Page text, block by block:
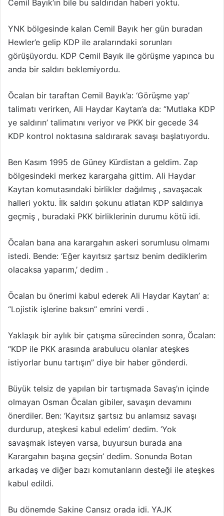
Cemil Bayık’ın bile bu saldırıdan haberi yoktu.
YNK bölgesinde kalan Cemil Bayık her gün buradan
Hewler’e gelip KDP ile aralarındaki sorunları
görüşüyordu. KDP Cemil Bayık ile görüşme yapınca bu
anda bir saldırı beklemiyordu.
Öcalan bir taraftan Cemil Bayık’a: ‘Görüşme yap’
talimatı verirken, Ali Haydar Kaytan’a da: “Mutlaka KDP
ye saldırın’ talimatını veriyor ve PKK bir gecede 34
KDP kontrol noktasına saldırarak savaşı başlatıyordu.
Ben Kasım 1995 de Güney Kürdistan a geldim. Zap
bölgesindeki merkez karargaha gittim. Ali Haydar
Kaytan komutasındaki birlikler dağılmış , savaşacak
halleri yoktu. İlk saldırı şokunu atlatan KDP saldırıya
geçmiş , buradaki PKK birliklerinin durumu kötü idi.
Öcalan bana ana karargahın askeri sorumlusu olmamı
istedi. Bende: ‘Eğer kayıtsız şartsız benim dediklerim
olacaksa yaparım,’ dedim .
Öcalan bu önerimi kabul ederek Ali Haydar Kaytan’ a:
“Lojistik işlerine baksın” emrini verdi .
Yaklaşık bir aylık bir çatışma sürecinden sonra, Öcalan:
“KDP ile PKK arasında arabulucu olanlar ateşkes
istiyorlar bunu tartışın” diye bir haber gönderdi.
Büyük telsiz de yapılan bir tartışmada Savaş’ın içinde
olmayan Osman Öcalan gibiler, savaşın devamını
önerdiler. Ben: ‘Kayıtsız şartsız bu anlamsız savaşı
durdurup, ateşkesi kabul edelim’ dedim. ‘Yok
savaşmak isteyen varsa, buyursun burada ana
Karargahın başına geçsin’ dedim. Sonunda Botan
arkadaş ve diğer bazı komutanların desteği ile ateşkes
kabul edildi.
Bu dönemde Sakine Cansız orada idi. YAJK